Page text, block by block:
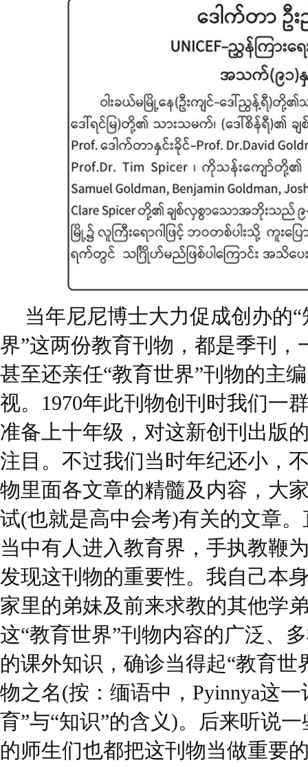
当年尼尼博士大力促成创办的
界”这两份教育刊物，都是季刊，
甚至还亲任“教育世界”刊物的主
视。1970年此刊物创刊时我们一
准备上十年级，对这新创刊出版
注目。不过我们当时年纪还小，
物里面各文章的精髓及内容，大
试(也就是高中会考)有关的文章
当中有人进入教育界，手执教鞭
发现这刊物的重要性。我自己本
家里的弟妹及前来求教的其他学
这“教育世界”刊物内容的广泛、
的课外知识，确诊当得起“教育世
物之名(按：缅语中，Pyinnya这
育”与“知识”的含义)。后来听说
的师生们也都把这刊物当做重要